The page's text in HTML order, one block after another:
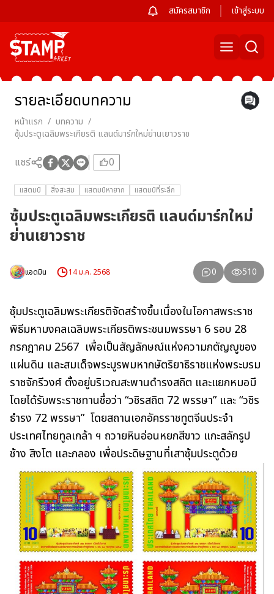
สมัครสมาชิก เข้าสู่ระบบ
รายละเอียดบทความ
หน้าแรก / บทความ /
ซุ้มประตูเฉลิมพระเกียรติ แลนด์มาร์กใหม่ย่านเยาวราช
แชร์ 0
แสตมป์ สิ่งสะสม แสตมป์หายาก แสตมป์ที่ระลึก
ซุ้มประตูเฉลิมพระเกียรติ แลนด์มาร์กใหม่
ย่านเยาวราช
แอดมิน 14 ม.ค. 2568 0 510
ซุ้มประตูเฉลิมพระเกียรติจัดสร้างขึ้นเนื่องในโอกาสพระราช
พิธีมหามงคลเฉลิมพระเกียรติพระชนมพรรษา 6 รอบ 28
กรกฎาคม 2567 เพื่อเป็นสัญลักษณ์แห่งความกตัญญูของ
แผ่นดิน และสมเด็จพระบูรพมหากษัตริยาธิราชแห่งพระบรม
ราชจักรีวงศ์ ตั้งอยู่บริเวณสะพานดำรงสถิต และแยกหมอมี
โดยได้รับพระราชทานชื่อว่า “วชิรสถิต 72 พรรษา” และ “วชิร
ธำรง 72 พรรษา” โดยสถานเอกอัครราชทูตจีนประจำ
ประเทศไทยทูลเกล้า ฯ ถวายหินอ่อนหยกสีขาว แกะสลักรูป
ช้าง สิงโต และกลอง เพื่อประดิษฐานที่เสาซุ้มประตูด้วย